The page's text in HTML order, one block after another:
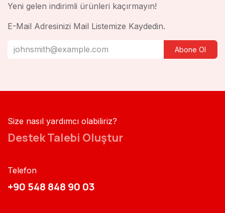
Yeni gelen indirimli ürünleri kaçırmayın!
E-Mail Adresinizi Mail Listemize Kaydedin.
Abone Ol
Size nasıl yardımcı olabiliriz?
Destek Talebi Oluştur
Telefon
+90 548 848 90 03​​